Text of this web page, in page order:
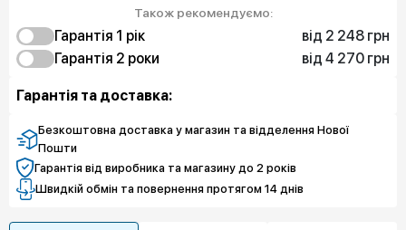
Також рекомендуємо:
Гарантія 1 рiк
від 2 248 грн
Захист від браку
2 248 грн
Гарантія 2 роки
від 4 270 грн
Чистий спокій
Гарантія та доставка:
Безкоштовна доставка у магазин та відделення Нової
Пошти
Гарантія від виробника та магазину до 2 років
Швидкій обмін та повернення протягом 14 днів